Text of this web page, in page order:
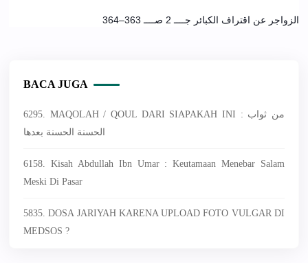
الزواجر عن اقتراف الكبائر جــــ 2 صــــ 363–364
BACA JUGA
6295. MAQOLAH / QOUL DARI SIAPAKAH INI : من ثواب
الحسنة الحسنة بعدها
6158. Kisah Abdullah Ibn Umar : Keutamaan Menebar Salam
Meski Di Pasar
5835. DOSA JARIYAH KARENA UPLOAD FOTO VULGAR DI
MEDSOS ?